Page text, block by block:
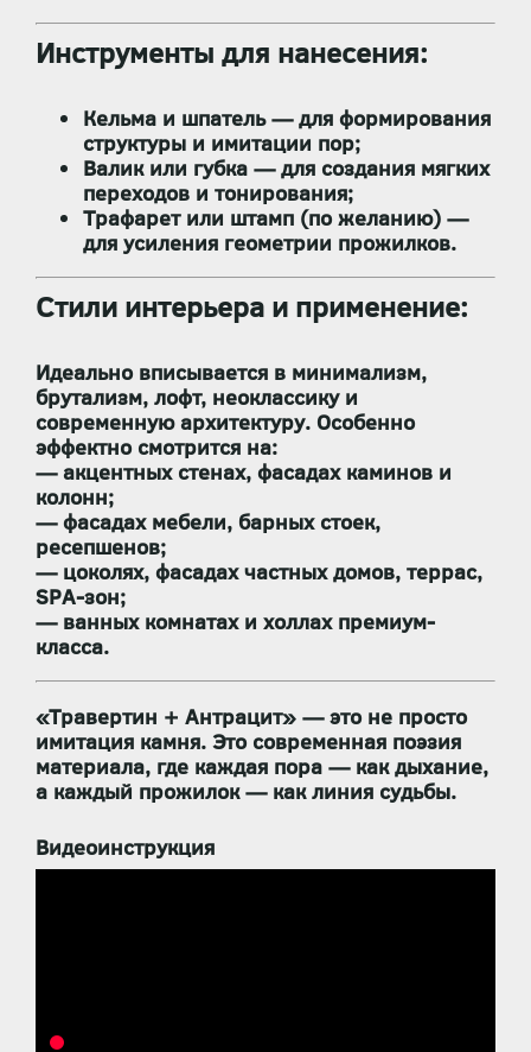
Инструменты для нанесения:
Кельма и шпатель— для формирования
структуры и имитации пор;
Валик или губка — для создания мягких
переходов и тонирования;
Трафарет или штамп (по желанию) —
для усиления геометрии прожилков.
Стили интерьера и применение:
Идеально вписывается в минимализм,
брутализм, лофт, неоклассику и
современную архитектуру. Особенно
эффектно смотрится на:
— акцентных стенах, фасадах каминов и
колонн;
— фасадах мебели, барных стоек,
ресепшенов;
— цоколях, фасадах частных домов, террас,
SPA-зон;
— ванных комнатах и холлах премиум-
класса.
«Травертин + Антрацит» — это не просто
имитация камня. Это современная поэзия
материала, где каждая пора — как дыхание,
а каждый прожилок — как линия судьбы.
Видеоинструкция